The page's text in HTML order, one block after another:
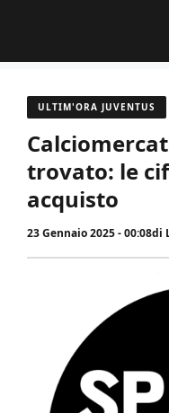
contenuto
ULTIM'ORA JUVENTUS
trovato: le
acquisto
23 Gennaio 2025 - 00:08di